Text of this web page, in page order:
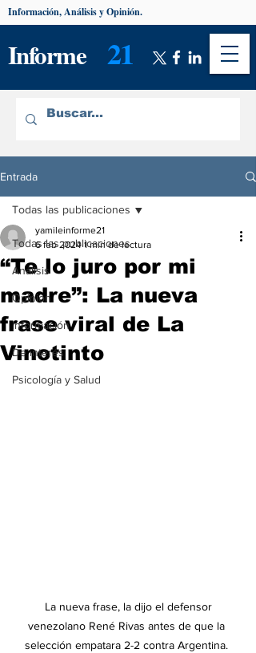
Informe 21
Información, Análisis y Opinión.
Entrada
Todas las publicaciones
Análisis
Opinión
Información
De interés
Psicología y Salud
Todas las publicaciones
“Te lo juro por mi
madre”: La nueva
frase viral de La
Vinotinto
yamileinforme21
6 feb 2024 1 min de lectura
venezolano René Rivas antes de que la
selección empatara 2-2 contra Argentina.